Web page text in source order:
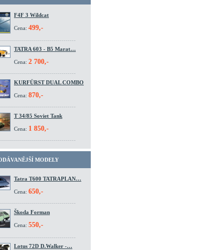
F4F 3 Wildcat
Cena: 499,-
TATRA 603 - B5 Marat…
Cena: 2 700,-
KURFÜRST DUAL COMBO
Cena: 870,-
T 34/85 Soviet Tank
Cena: 1 850,-
MODELY
Tatra T600 TATRAPLAN…
Cena: 650,-
Škoda Forman
Cena: 550,-
Lotus 72D D.Walker -…